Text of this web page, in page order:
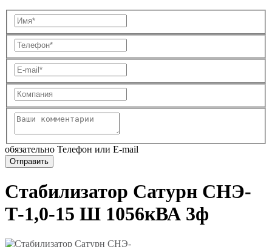
обязательно Телефон или E-mail
Стабилизатор Сатурн СНЭ-
Т-1,0-15 Ш 1056кВА 3ф